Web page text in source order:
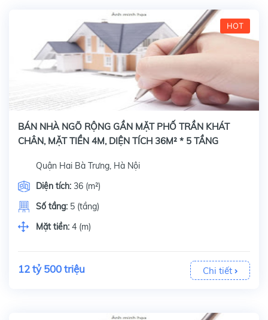
HOT
BÁN NHÀ NGÕ RỘNG GẦN MẶT PHỐ TRẦN KHÁT
CHÂN, MẶT TIỀN 4M, DIỆN TÍCH 36M² * 5 TẦNG
Quận Hai Bà Trưng, Hà Nội
Diện tích: 36 (m²)
Số tầng: 5 (tầng)
Mặt tiền: 4 (m)
12 tỷ 500 triệu Chi tiết